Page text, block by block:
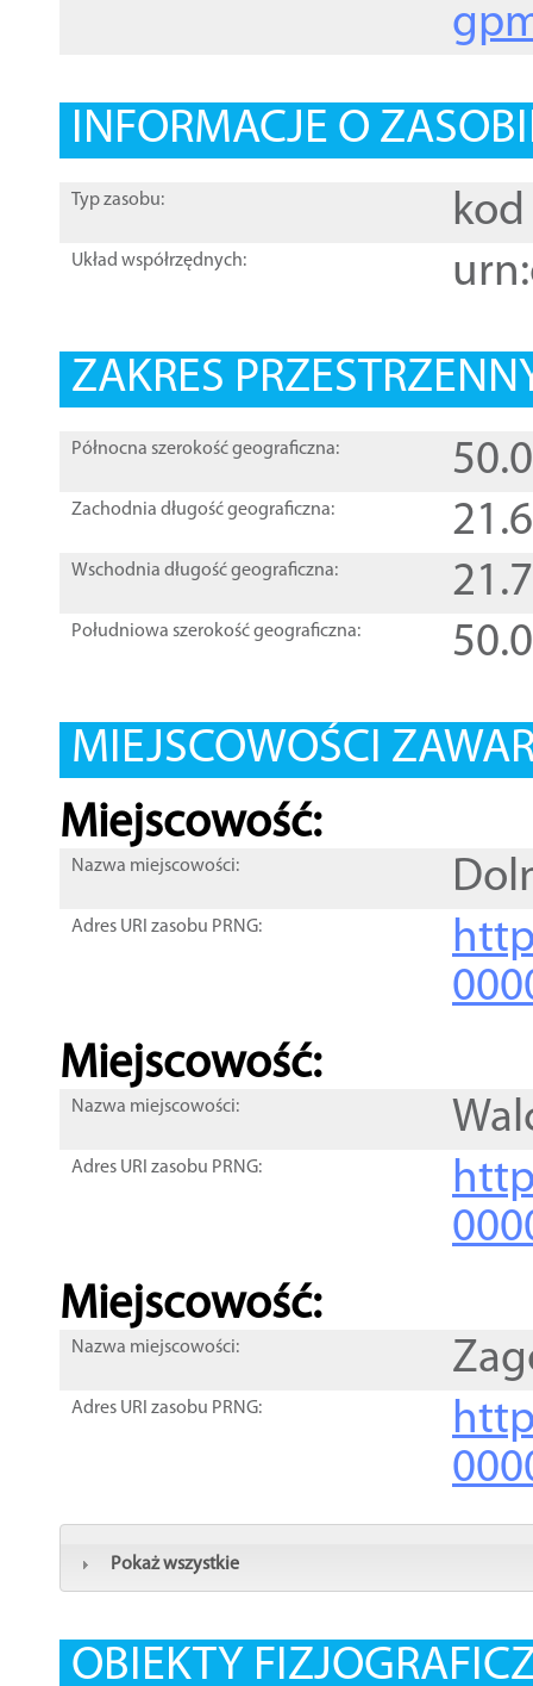
INFORMACJE O
Typ zasobu: kod
Układ współrzędnych:
ZAKRES
Północna szerokość geograficzna:
Zachodnia długość geograficzna:
Wschodnia długość geograficzna:
Południowa szerokość geograficzna:
MIEJSCOWOŚCI
Miejscowość:
Nazwa miejscowości:
Adres URI zasobu PRNG:
Miejscowość:
Nazwa miejscowości:
Adres URI zasobu PRNG:
Miejscowość:
Nazwa miejscowości:
Adres URI zasobu PRNG:
Pokaż wszystkie
OBIEKTY